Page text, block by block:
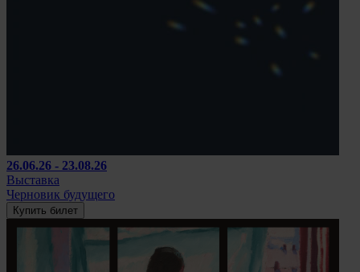
26.06.26 - 23.08.26
Выставка
Черновик будущего
Купить билет